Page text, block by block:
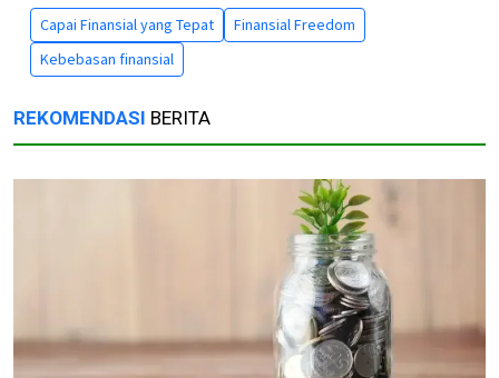
Capai Finansial yang Tepat
Finansial Freedom
Kebebasan finansial
REKOMENDASI BERITA